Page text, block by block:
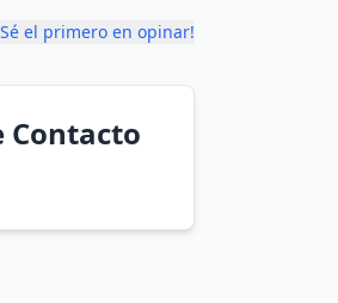
el primero en opinar!